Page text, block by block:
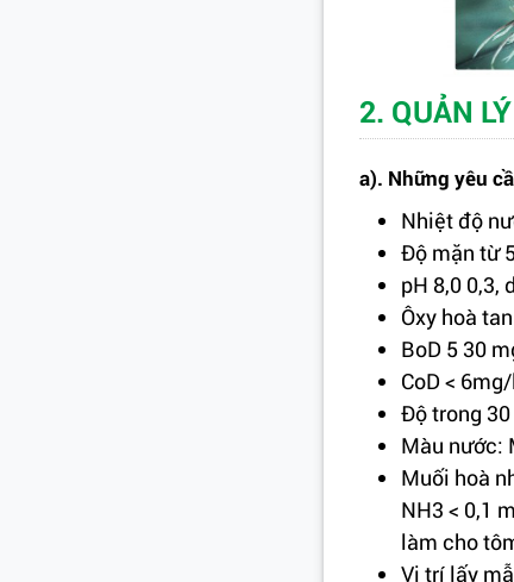
2. QUẢN
a). Những yêu
Nhiệt độ
Ðộ mặn từ
pH 8,0 0,3,
Ôxy hoà
BoD 5 30
CoD <
Ðộ trong
Màu nước:
Muối hoà
NH3 < 0,1
làm cho
Vị trí lấy